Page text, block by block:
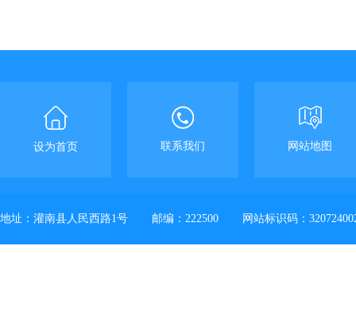
设为首页 联系我们 网站地图
地址：灌南县人民西路1号 邮编：222500 网站标识码：